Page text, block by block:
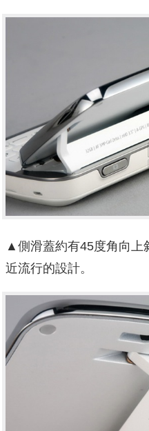
▲側滑蓋約有45度角向上
近流行的設計。